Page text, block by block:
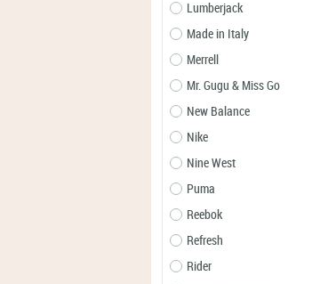
Lumberjack
Made in Italy
Merrell
Mr. Gugu & Miss Go
New Balance
Nike
Nine West
Puma
Reebok
Refresh
Rider